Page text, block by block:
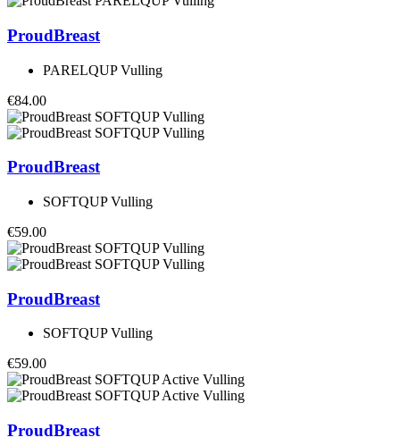
ProudBreast
PARELQUP Vulling
€84.00
ProudBreast
SOFTQUP Vulling
€59.00
ProudBreast
SOFTQUP Vulling
€59.00
ProudBreast